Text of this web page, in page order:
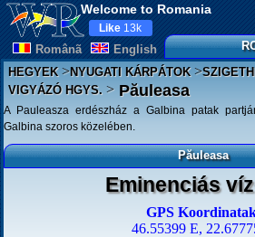
Welcome to Romania
Românã English
Like 13k
HEGYEK>NYUGATI KÁRPÁTOK>
VIGYÁZÓ HGYS. >Păuleasa
A Pauleasza erdészház a Galbina patak
Galbina szoros közelében.
Păuleasa
Eminenciás
GPS
46.55399 E,